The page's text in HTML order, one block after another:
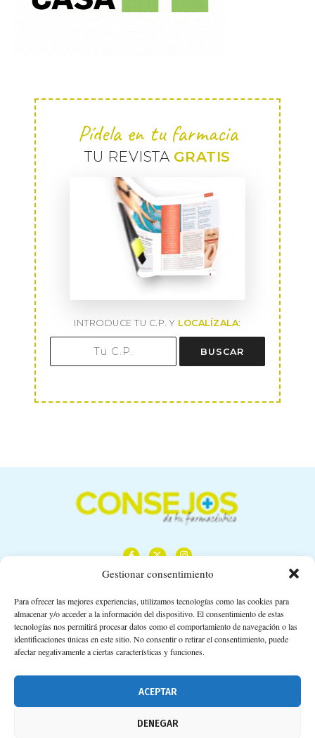
Gestionar consentimiento
Para ofrecer las mejores experiencias, utilizamos tecnologías como las cookies para
almacenar y/o acceder a la información del dispositivo. El consentimiento de estas
tecnologías nos permitirá procesar datos como el comportamiento de navegación o las
identificaciones únicas en este sitio. No consentir o retirar el consentimiento, puede
afectar negativamente a ciertas características y funciones.
ACEPTAR
DENEGAR
Pídela en tu farmacia
TU REVISTA GRATIS
INTRODUCE TU C.P. Y LOCALÍZALA:
BUSCAR
Calle Camino de los Descubrimientos, 11,
Planta 3ª 41092 – Sevilla
674 02 62 03
Aviso legal